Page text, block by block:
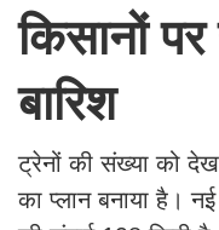
किसानों पर
बारिश
ट्रेनों की संख्या को
का प्लान बनाया है।